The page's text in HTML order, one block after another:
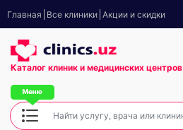
Главная Все клиники Акции и скидки
Каталог клиник и медицинских центров